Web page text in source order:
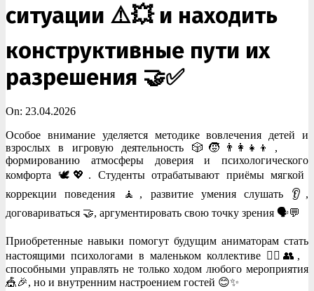
ситуации ⚠️💥 и находить
конструктивные пути их
разрешения 🤝✅
On: 23.04.2026
Особое внимание уделяется методике вовлечения детей и
взрослых в игровую деятельность 🎲🧒👨‍👩‍👧‍👦,
формированию атмосферы доверия и психологического
комфорта 🕊️💖. Студенты отрабатывают приёмы мягкой
коррекции поведения 🧘, развитие умения слушать 👂,
договариваться 🤝, аргументировать свою точку зрения 🗣️💬
Приобретенные навыки помогут будущим аниматорам стать
настоящими психологами в маленьком коллективе 🧑‍⚕️👥,
способными управлять не только ходом любого мероприятия
🎪🎉, но и внутренним настроением гостей 😊✨